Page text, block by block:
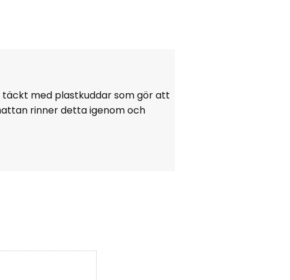
med plastkuddar som gör att
rinner detta igenom och